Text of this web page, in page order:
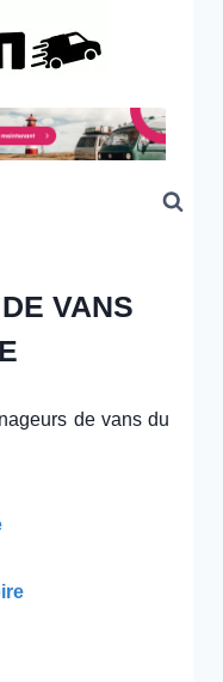
VANS
de vans du